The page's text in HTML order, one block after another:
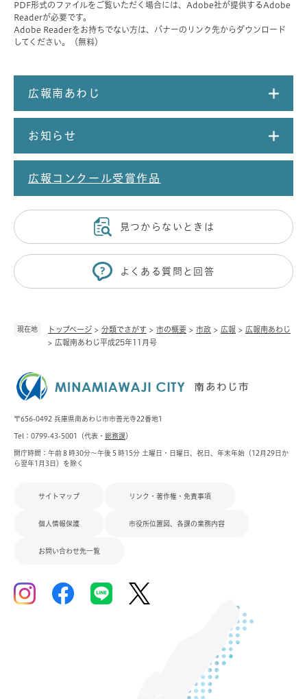
現在地 トップページ > 分類でさがす > 市の概要 > 市政 > 広報 > 広報南あわじ
> 広報南あわじ平成25年11月号
PDF形式のファイルをご覧いただく場合には、Adobe社が提供するAdobe
Readerが必要です。
Adobe Readerをお持ちでない方は、バナーのリンク先からダウンロード
してください。（無料）
広報南あわじ
お知らせ
広報コンクール受賞作品
見つからないときは
よくある質問と回答
〒656-0492 兵庫県南あわじ市市善光寺22番地1
Tel：0799-43-5001（代表・ 総務課）
開庁時間：午前８時30分～午後５時15分 土曜日・日曜日、祝日、年末年始（12月29日か
ら翌年1月3日）を除く
サイトマップ リンク・著作権・免責事項
個人情報保護 市役所位置図、各課の業務内容
お問い合わせ先一覧